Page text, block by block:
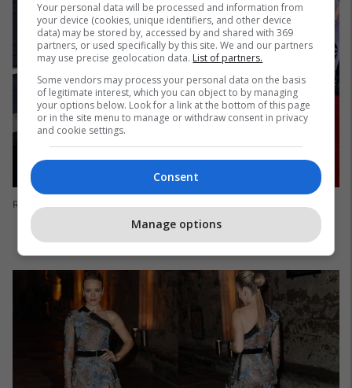
Rita Ora
Your personal data will be processed and information from
your device (cookies, unique identifiers, and other device
data) may be stored by, accessed by and shared with 369
partners, or used specifically by this site. We and our partners
may use precise geolocation data. List of partners.
Some vendors may process your personal data on the basis
of legitimate interest, which you can object to by managing
your options below. Look for a link at the bottom of this page
or in the site menu to manage or withdraw consent in privacy
and cookie settings.
Consent
Manage options